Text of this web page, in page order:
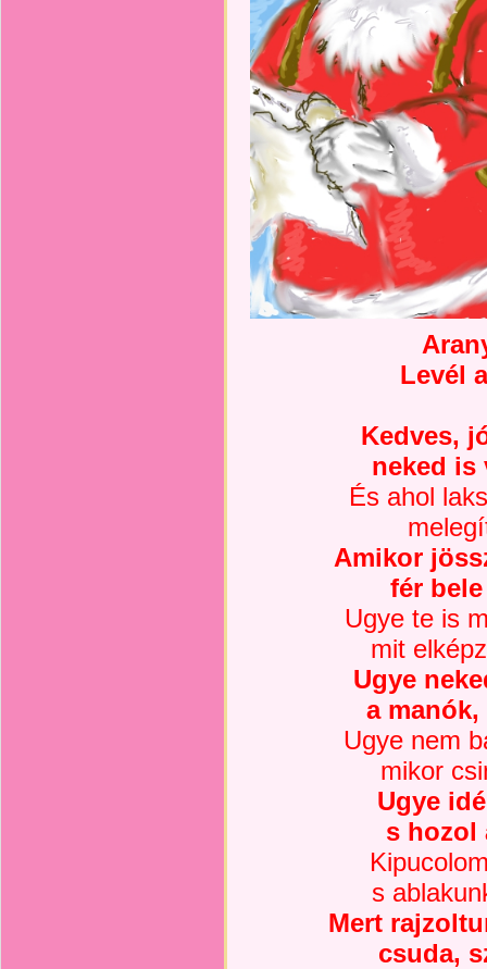
A
Levél
Kedves,
neked is
És ahol
Amikor
fér
Ugye te is
mit
Ugye
a manók,
Ugye nem
mikor
Ugye
s hozol
s
Mert
csuda,